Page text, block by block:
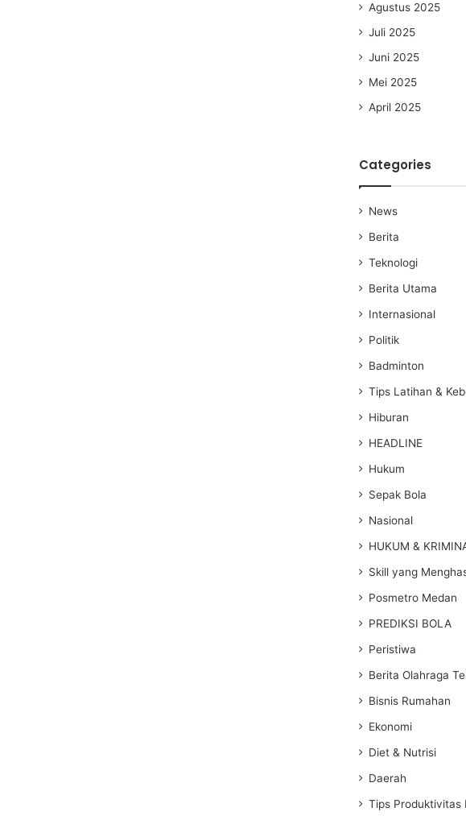
Agustus 2025
Juli 2025
Juni 2025
Mei 2025
April 2025
Categories
News
Berita
Teknologi
Berita Utama
Internasional
Politik
Badminton
Tips Latihan &
Hiburan
HEADLINE
Hukum
Sepak Bola
Nasional
HUKUM &
Skill yang
Posmetro Medan
PREDIKSI BOLA
Peristiwa
Berita Olahraga
Bisnis Rumahan
Ekonomi
Diet & Nutrisi
Daerah
Tips Produktivitas